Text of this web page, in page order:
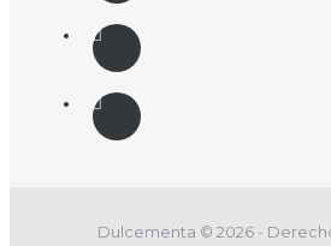
Dulcementa © 2026 -